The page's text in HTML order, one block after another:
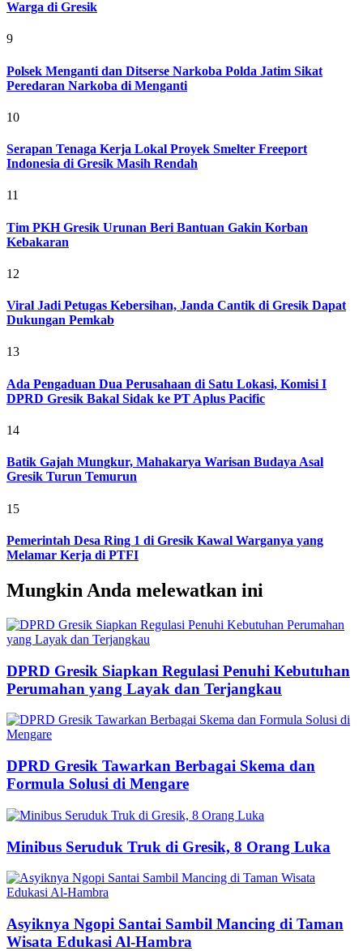
Warga di Gresik
9
Polsek Menganti dan Ditserse Narkoba Polda Jatim Sikat
Peredaran Narkoba di Menganti
10
Serapan Tenaga Kerja Lokal Proyek Smelter Freeport
Indonesia di Gresik Masih Rendah
11
Tim PKH Gresik Urunan Beri Bantuan Gakin Korban
Kebakaran
12
Viral Jadi Petugas Kebersihan, Janda Cantik di Gresik Dapat
Dukungan Pemkab
13
Ada Pengaduan Dua Perusahaan di Satu Lokasi, Komisi I
DPRD Gresik Bakal Sidak ke PT Aplus Pacific
14
Batik Gajah Mungkur, Mahakarya Warisan Budaya Asal
Gresik Turun Temurun
15
Pemerintah Desa Ring 1 di Gresik Kawal Warganya yang
Melamar Kerja di PTFI
Mungkin Anda melewatkan ini
DPRD Gresik Siapkan Regulasi Penuhi Kebutuhan
Perumahan yang Layak dan Terjangkau
DPRD Gresik Tawarkan Berbagai Skema dan
Formula Solusi di Mengare
Minibus Seruduk Truk di Gresik, 8 Orang Luka
Asyiknya Ngopi Santai Sambil Mancing di Taman
Wisata Edukasi Al-Hambra